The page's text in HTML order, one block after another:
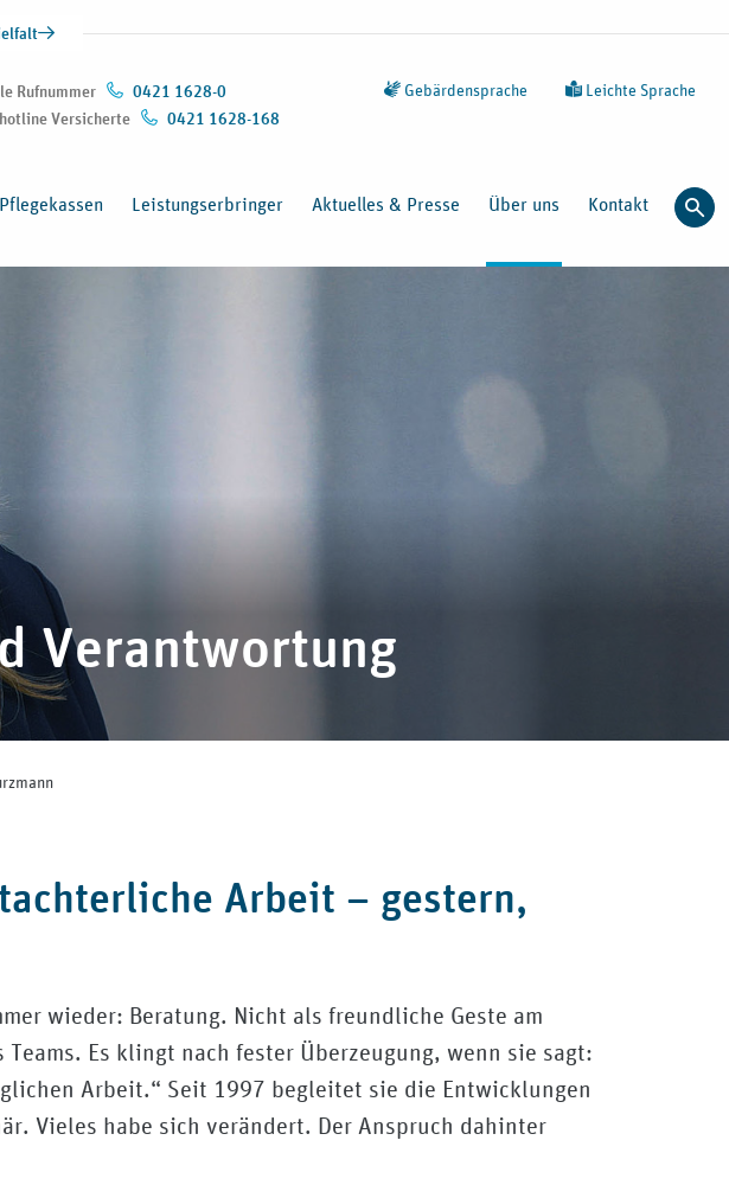
Rufnummer
0421 1628-0
Versicherte
0421 1628-168
Gebärdensprache Leichte Sprache
Leistungserbringer Aktuelles & Presse Über uns Kontakt
Verantwortung
Arbeit – gestern,
wieder: Beratung. Nicht als freundliche Geste am
Es klingt nach fester Überzeugung, wenn sie sagt:
Arbeit.“ Seit 1997 begleitet sie die Entwicklungen
Vieles habe sich verändert. Der Anspruch dahinter